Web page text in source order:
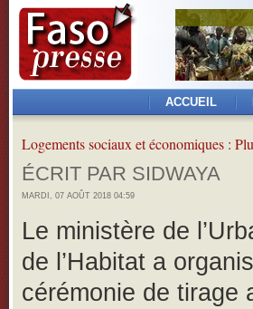
ACCUEIL
Logements sociaux et économiques :
ÉCRIT PAR SIDWAYA
MARDI, 07 AOÛT 2018 04:59
Le ministère de
de l’Habitat a
cérémonie de tirage